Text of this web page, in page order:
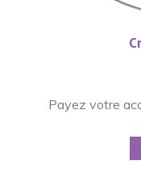
Payez votre